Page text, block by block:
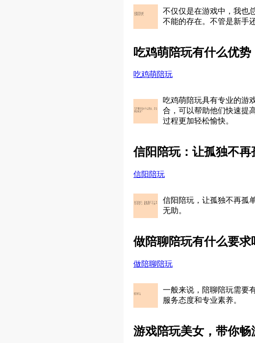
不仅仅是在游戏中，我也
不能的存在。不管是新手
吃鸡萌陪玩有什么优势
吃鸡萌陪玩
吃鸡萌陪玩具有专业的游
合，可以帮助他们快速提
过程更加轻松愉快。
信阳陪玩：让孤独不再
信阳陪玩
信阳陪玩，让孤独不再孤
无助。
做陪聊陪玩有什么要求
做陪聊陪玩
一般来说，陪聊陪玩需要
服务态度和专业素养。
游戏陪玩美女，带你畅